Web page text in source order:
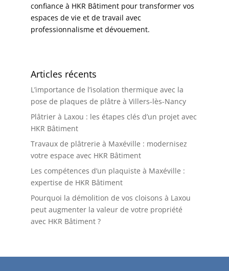
confiance à HKR Bâtiment pour transformer vos
espaces de vie et de travail avec
professionnalisme et dévouement.
Articles récents
L’importance de l’isolation thermique avec la
pose de plaques de plâtre à Villers-lès-Nancy
Plâtrier à Laxou : les étapes clés d’un projet avec
HKR Bâtiment
Travaux de plâtrerie à Maxéville : modernisez
votre espace avec HKR Bâtiment
Les compétences d’un plaquiste à Maxéville :
expertise de HKR Bâtiment
Pourquoi la démolition de vos cloisons à Laxou
peut augmenter la valeur de votre propriété
avec HKR Bâtiment ?